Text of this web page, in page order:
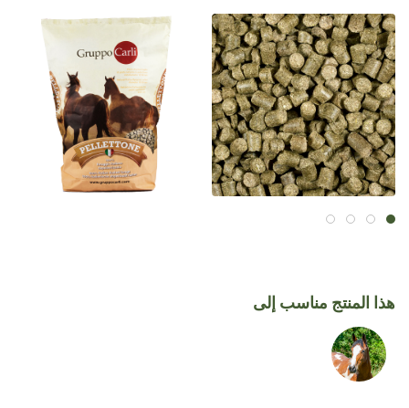
هذا المنتج مناسب إلى